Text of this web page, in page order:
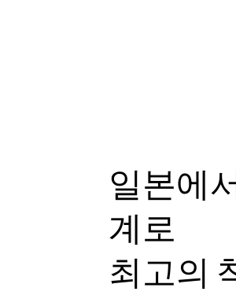
일본에
계로
최고의